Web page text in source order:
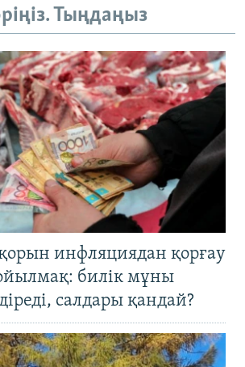
Тыңдаңыз
инфляциядан қорғау
билік мұны
салдары қандай?